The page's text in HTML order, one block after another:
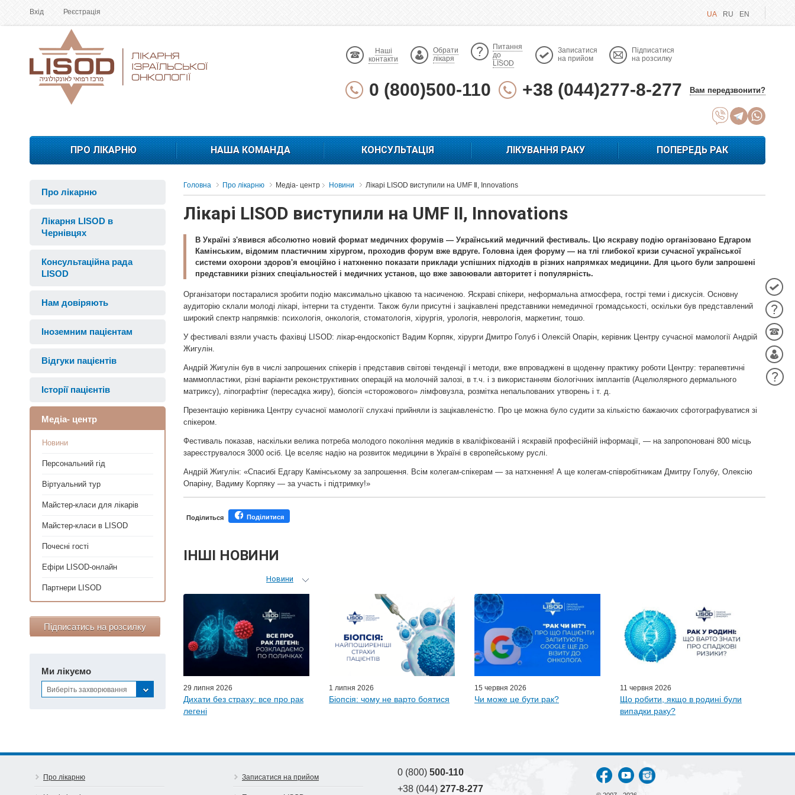
Вхід Реєстрація UA RU EN
Наші
контакти
Обрати
лікаря
Питання
до
LISOD
Записатися
на прийом
Підписатися
на розсилку
0 (800)500-110 +38 (044)277-8-277 Вам передзвонити?
ПРО ЛІКАРНЮ НАША КОМАНДА КОНСУЛЬТАЦІЯ ЛІКУВАННЯ РАКУ ПОПЕРЕДЬ РАК
Про лікарню
Лікарня LISOD в
Чернівцях
Консультаційна рада
LISOD
Нам довіряють
Іноземним пацієнтам
Відгуки пацієнтів
Історії пацієнтів
Медіа- центр
Новини
Персональний гід
Віртуальний тур
Майстер-класи для лікарів
Майстер-класи в LISOD
Почесні гості
Ефіри LISOD-онлайн
Партнери LISOD
Підписатись на розсилку
Ми лікуємо
Виберіть захворювання
Головна Про лікарню Медіа- центр Новини Лікарі LISOD виступили на UMF Ⅱ, Innovations
Лікарі LISOD виступили на UMF Ⅱ, Innovations
В Україні з'явився абсолютно новий формат медичних форумів — Український медичний фестиваль. Цю яскраву подію організовано Едгаром
Камінським, відомим пластичним хірургом, проходив форум вже вдруге. Головна ідея форуму — на тлі глибокої кризи сучасної української
системи охорони здоров'я емоційно і натхненно показати приклади успішних підходів в різних напрямках медицини. Для цього були запрошені
представники різних спеціальностей і медичних установ, що вже завоювали авторитет і популярність.
Організатори постаралися зробити подію максимально цікавою та насиченою. Яскраві спікери, неформальна атмосфера, гострі теми і дискусія. Основну
аудиторію склали молоді лікарі, інтерни та студенти. Також були присутні і зацікавлені представники немедичної громадськості, оскільки був представлений
широкий спектр напрямків: психологія, онкологія, стоматологія, хірургія, урологія, неврологія, маркетинг, тошо.
У фестивалі взяли участь фахівці LISOD: лікар-ендоскопіст Вадим Корпяк, хірурги Дмитро Голуб і Олексій Опарін, керівник Центру сучасної мамології Андрій
Жигулін.
Андрій Жигулін був в числі запрошених спікерів і представив світові тенденції і методи, вже впроваджені в щоденну практику роботи Центру: терапевтичні
маммопластики, різні варіанти реконструктивних операцій на молочній залозі, в т.ч. і з використанням біологічних імплантів (Ацелюлярного дермального
матриксу), ліпографтінг (пересадка жиру), біопсія «сторожового» лімфовузла, розмітка непальпованих утворень і т. д.
Презентацію керівника Центру сучасної мамології слухачі прийняли із зацікавленістю. Про це можна було судити за кількістю бажаючих сфотографуватися зі
спікером.
Фестиваль показав, наскільки велика потреба молодого покоління медиків в кваліфікованій і яскравій професійній інформації, — на запропоновані 800 місць
зареєструвалося 3000 осіб. Це вселяє надію на розвиток медицини в Україні в європейському руслі.
Андрій Жигулін: «Спасибі Едгару Камінському за запрошення. Всім колегам-спікерам — за натхнення! А ще колегам-співробітникам Дмитру Голубу, Олексію
Опаріну, Вадиму Корпяку — за участь і підтримку!»
Поділиться Поділитися
ІНШІ НОВИНИ
Новини
Персональний гід
Майстер-класи для лікарів
Почесні гості
Ефіри LISOD-онлайн
Партнери LISOD
29 липня 2026
Дихати без страху: все про рак
легені
1 липня 2026
Біопсія: чому не варто боятися
15 червня 2026
Чи може це бути рак?
11 червня 2026
Що робити, якщо в родині були
випадки раку?
Про лікарню Записатися на прийом 0 (800) 500-110
+38 (044) 277-8-277